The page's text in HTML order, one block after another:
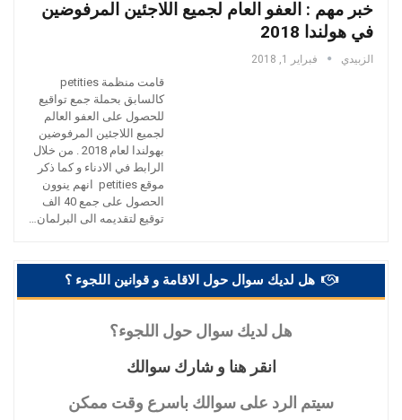
خبر مهم : العفو العام لجميع اللاجئين المرفوضين
في هولندا 2018
الزبيدي فبراير 1, 2018
قامت منظمة petities
كالسابق بحملة جمع تواقيع
للحصول على العفو العالم
لجميع اللاجئين المرفوضين
بهولندا لعام 2018 . من خلال
الرابط في الادناء و كما ذكر
موقع petities انهم ينوون
الحصول على جمع 40 الف
توقيع لتقديمه الى البرلمان…
هل لديك سوال حول الاقامة و قوانين اللجوء ؟
هل لديك سوال حول اللجوء؟
انقر هنا و شارك سوالك
سيتم الرد على سوالك باسرع وقت ممكن